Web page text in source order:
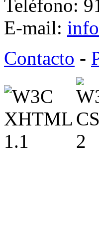
Teléfono:
E-mail:
Contacto -